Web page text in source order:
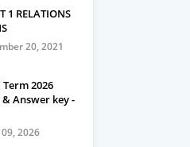
1 RELATIONS
20, 2021
2026
Answer key -
2026